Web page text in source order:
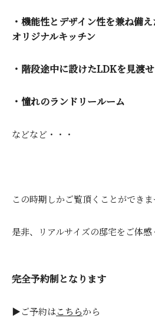
・機能性とデザイン性を兼ね備
オリジナルキッチン
・階段途中に設けたLDKを見渡
・憧れのランドリールーム
などなど・・・
この時期しかご覧頂くことができま
是非、リアルサイズの邸宅をご体感
完全予約制となります
▶ご予約はこちらから